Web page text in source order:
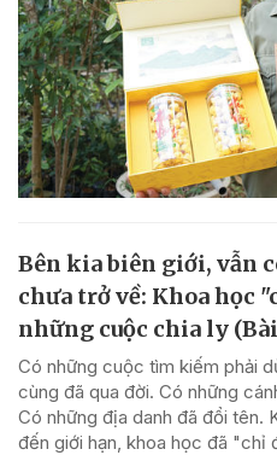
Bên kia biên giới, vẫn
chưa trở về: Khoa học
những cuộc chia ly
Có những cuộc tìm kiếm phải
cùng đã qua đời. Có những
Có những địa danh đã đổi tên.
đến giới hạn, khoa học đã "chỉ